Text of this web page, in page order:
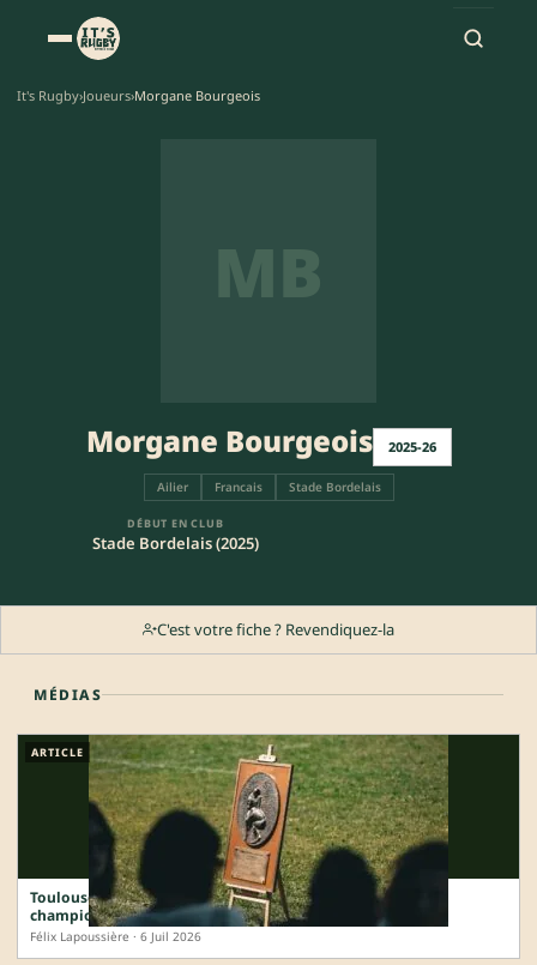
It's Rugby›Joueurs›Morgane Bourgeois
MB
Morgane Bourgeois 2025-26
Ailier Francais Stade Bordelais
DÉBUT EN CLUB
Stade Bordelais (2025)
C'est votre fiche ? Revendiquez-la
MÉDIAS
ARTICLE
Toulouse, Vannes, Bastia : la carte de France complète des
champions 2025-2026
Félix Lapoussière · 6 Juil 2026